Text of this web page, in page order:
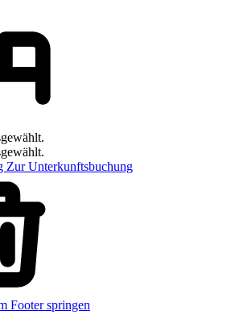
Zur Unterkunftsbuchung
Footer springen